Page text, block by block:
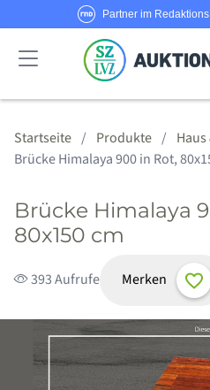
Partner im
Sie haben Fragen oder möchten
Senden Sie uns eine
oder
Kategorien
Haus & Garten
Schmuck & Uhren
Körper & Seele
Sport & Freizeit
Alle Anbieter
Alle Angebote
Startseite Produkte
Brücke Himalaya 900 in Rot,
Brücke Himalaya
80x150 cm
393 Aufrufe Merken